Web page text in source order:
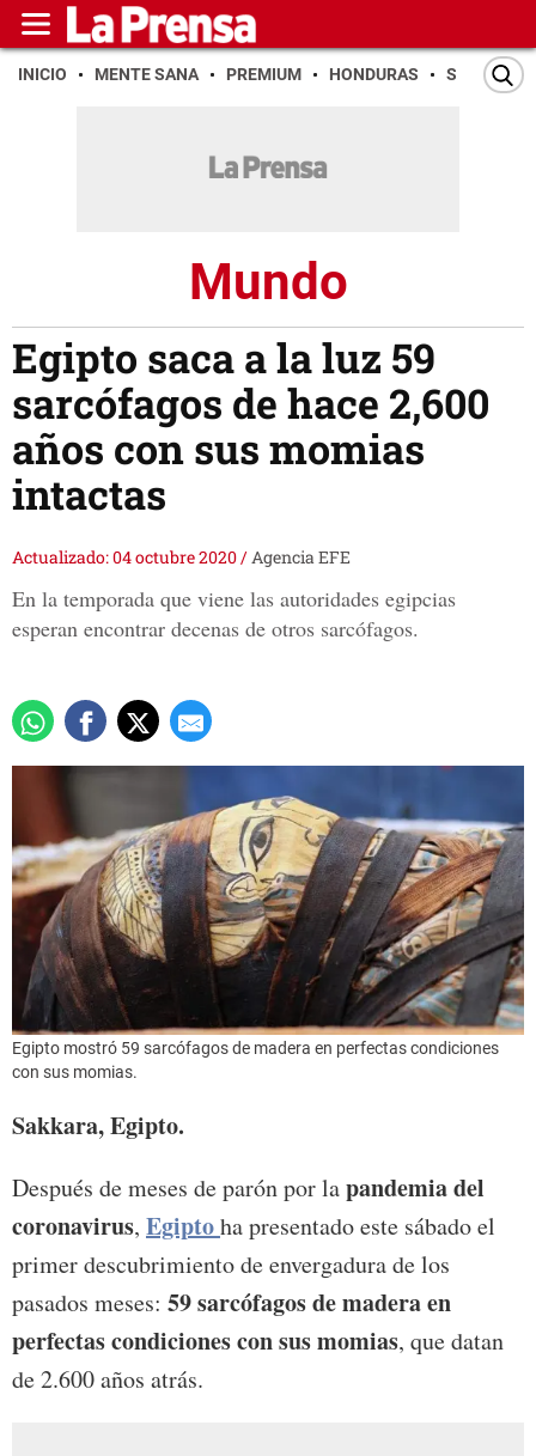
INICIO MENTE SANA PREMIUM HONDURAS SAN PEDRO
Mundo
Egipto saca a la luz 59
sarcófagos de hace 2,600
años con sus momias
intactas
Actualizado: 04 octubre 2020/Agencia EFE
En la temporada que viene las autoridades egipcias
esperan encontrar decenas de otros sarcófagos.
Egipto mostró 59 sarcófagos de madera en perfectas condiciones
con sus momias.
Sakkara, Egipto.
Después de meses de parón por lapandemia del
coronavirus, Egiptoha presentado este sábado el
primer descubrimiento de envergadura de los
pasados meses: 59 sarcófagos de madera en
perfectas condiciones con sus momias, que datan
de 2.600 años atrás.